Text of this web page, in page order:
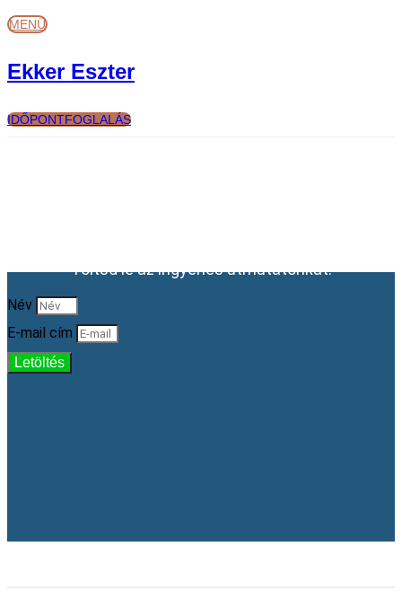
Ugrás
aMENÜ
Ekker Eszter
IDŐPONTFOGLALÁS
Töltsd le az ingyenes útmutatónkat.
Név
E-mail cím
Letöltés